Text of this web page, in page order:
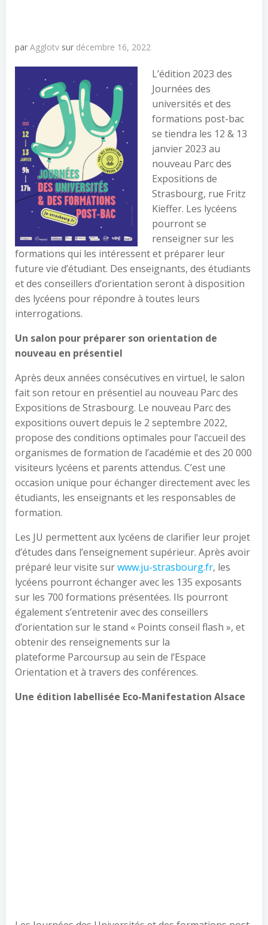
par Agglotv sur décembre 16, 2022
L’édition 2023 des
Journées des
universités et des
formations post-bac
se tiendra les 12 & 13
janvier 2023 au
nouveau Parc des
Expositions de
Strasbourg, rue Fritz
Kieffer. Les lycéens
pourront se
renseigner sur les
formations qui les intéressent et préparer leur
future vie d’étudiant. Des enseignants, des étudiants
et des conseillers d’orientation seront à disposition
des lycéens pour répondre à toutes leurs
interrogations.
Un salon pour préparer son orientation de
nouveau en présentiel
Après deux années consécutives en virtuel, le salon
fait son retour en présentiel au nouveau Parc des
Expositions de Strasbourg. Le nouveau Parc des
expositions ouvert depuis le 2 septembre 2022,
propose des conditions optimales pour l’accueil des
organismes de formation de l’académie et des 20 000
visiteurs lycéens et parents attendus. C’est une
occasion unique pour échanger directement avec les
étudiants, les enseignants et les responsables de
formation.
Les JU permettent aux lycéens de clarifier leur projet
d’études dans l’enseignement supérieur. Après avoir
préparé leur visite surwww.ju-strasbourg.fr, les
lycéens pourront échanger avec les 135 exposants
sur les 700 formations présentées. Ils pourront
également s’entretenir avec des conseillers
d’orientation sur le stand « Points conseil flash », et
obtenir des renseignements sur la
plateforme Parcoursup au sein de l’Espace
Orientation et à travers des conférences.
Une édition labellisée Eco-Manifestation Alsace